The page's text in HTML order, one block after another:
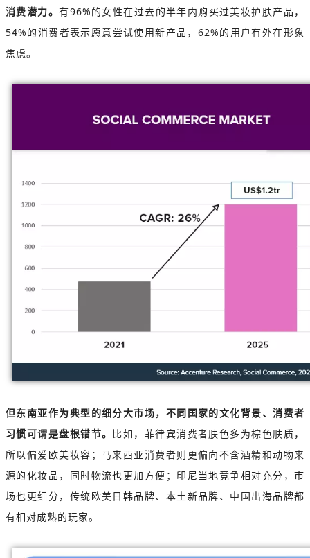
消费潜力。有96%的女性在过去的半年内购买过美妆护肤产品，
54%的消费者表示愿意尝试使用新产品，62%的用户有外在形象
焦虑。
但东南亚作为典型的细分大市场，不同国家的文化背景、消费者
习惯可谓是盘根错节。 比如，菲律宾消费者肤色多为棕色肤质，
所以偏爱欧美妆容；马来西亚消费者则更偏向不含酒精和动物来
源的化妆品，同时物流也更加方便；印尼当地竞争相对充分，市
场也更细分，传统欧美日韩品牌、本土新品牌、中国出海品牌都
有相对成熟的玩家。